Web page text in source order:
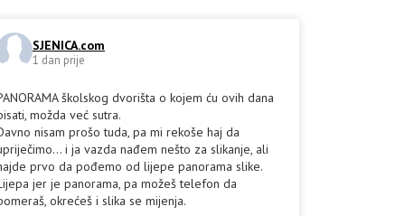
SJENICA.com
1 dan prije
školskog dvorišta o kojem ću ovih dana
možda već sutra.
nisam prošo tuda, pa mi rekoše haj da
i ja vazda nađem nešto za slikanje, ali
prvo da pođemo od lijepe panorama slike.
jer je panorama, pa možeš telefon da
okrećeš i slika se mijenja.